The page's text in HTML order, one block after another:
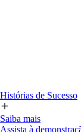
Histórias de Sucesso
Saiba mais
Assista à